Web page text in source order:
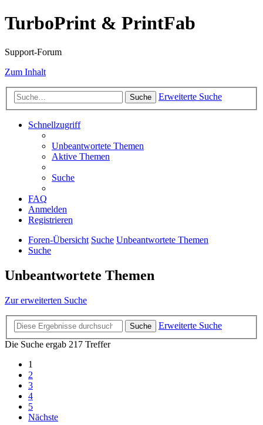
TurboPrint & PrintFab
Support-Forum
Zum Inhalt
Suche Erweiterte Suche
Schnellzugriff
Unbeantwortete Themen
Aktive Themen
Suche
FAQ
Anmelden
Registrieren
Foren-Übersicht Suche Unbeantwortete Themen
Suche
Unbeantwortete Themen
Zur erweiterten Suche
Suche
Erweiterte Suche
Die Suche ergab 217 Treffer
1
2
3
4
5
Nächste